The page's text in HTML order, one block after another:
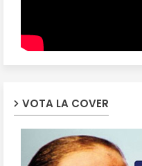
VOTA LA COVER